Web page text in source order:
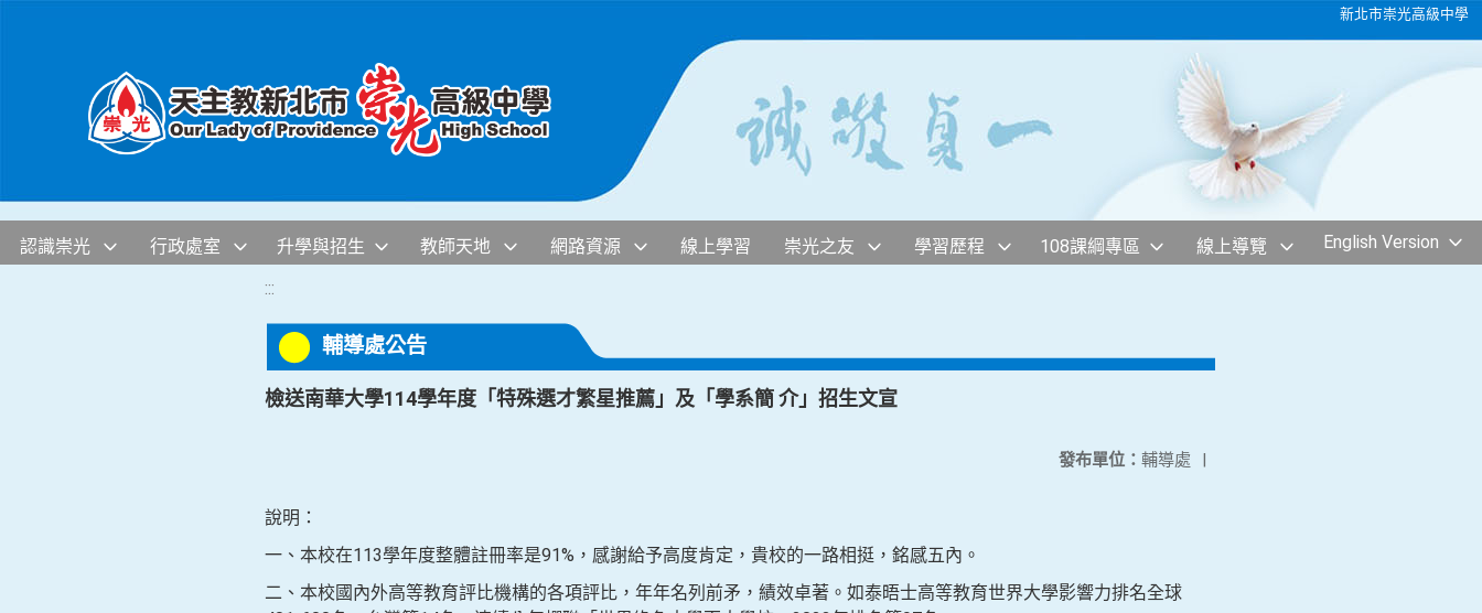
新北市崇光高級中學
認識崇光 行政處室 升學與招生 教師天地 網路資源 線上學習 崇光之友 學習歷程 108課綱專區 線上導覽 English Version
:::
輔導處公告
檢送南華大學114學年度「特殊選才繁星推薦」及「學系簡 介」招生文宣
發布單位： 輔導處 |
說明：
一、本校在113學年度整體註冊率是91%，感謝給予高度肯定，貴校的一路相挺，銘感五內。
二、本校國內外高等教育評比機構的各項評比，年年名列前矛，績效卓著。如泰晤士高等教育世界大學影響力排名全球